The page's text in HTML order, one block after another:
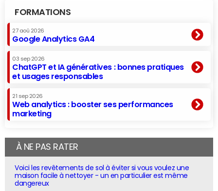
FORMATIONS
27 aoû 2026
Google Analytics GA4
03 sep 2026
ChatGPT et IA génératives : bonnes pratiques
et usages responsables
21 sep 2026
Web analytics : booster ses performances
marketing
À NE PAS RATER
Voici les revêtements de sol à éviter si vous voulez une
maison facile à nettoyer - un en particulier est même
dangereux